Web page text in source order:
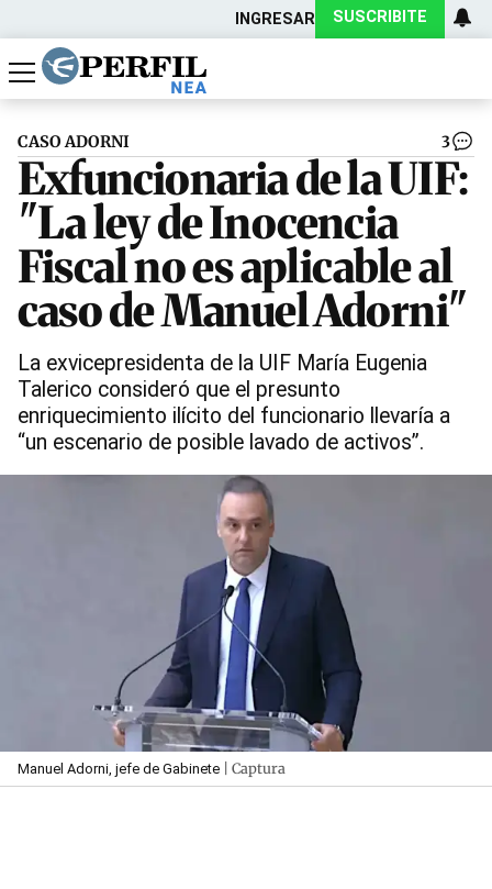
INGRESAR SUSCRIBITE
Política
Economía
Actualidad
CASO ADORNI 3
Exfuncionaria de la UIF:
"La ley de Inocencia
Fiscal no es aplicable al
caso de Manuel Adorni"
La exvicepresidenta de la UIF María Eugenia
Talerico consideró que el presunto
enriquecimiento ilícito del funcionario llevaría a
“un escenario de posible lavado de activos”.
Manuel Adorni, jefe de Gabinete | Captura